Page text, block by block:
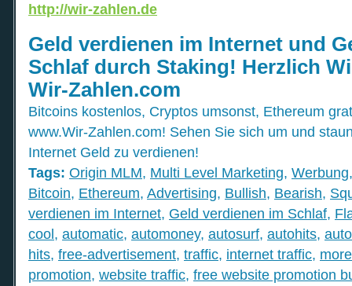
http://wir-zahlen.de
Geld verdienen im Internet und
Schlaf durch Staking! Herzlich
Wir-Zahlen.com
Bitcoins kostenlos, Cryptos umsonst, Ethereum
www.Wir-Zahlen.com! Sehen Sie sich um und
Internet Geld zu verdienen!
Tags: Origin MLM, Multi Level Marketing, Werbung
Bitcoin, Ethereum, Advertising, Bullish, Bearish,
verdienen im Internet, Geld verdienen im Schlaf,
cool, automatic, automoney, autosurf, autohits,
hits, free-advertisement, traffic, internet traffic,
promotion, website traffic, free website promotion